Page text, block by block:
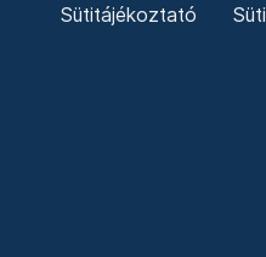
Sütitájékoztató